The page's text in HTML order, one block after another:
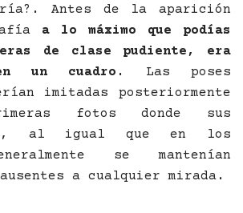
Antes de la aparición
a lo máximo que podías
de clase pudiente, era
un cuadro.
Las poses
imitadas posteriormente
fotos donde sus
al igual que en los
se mantenían
a cualquier mirada.